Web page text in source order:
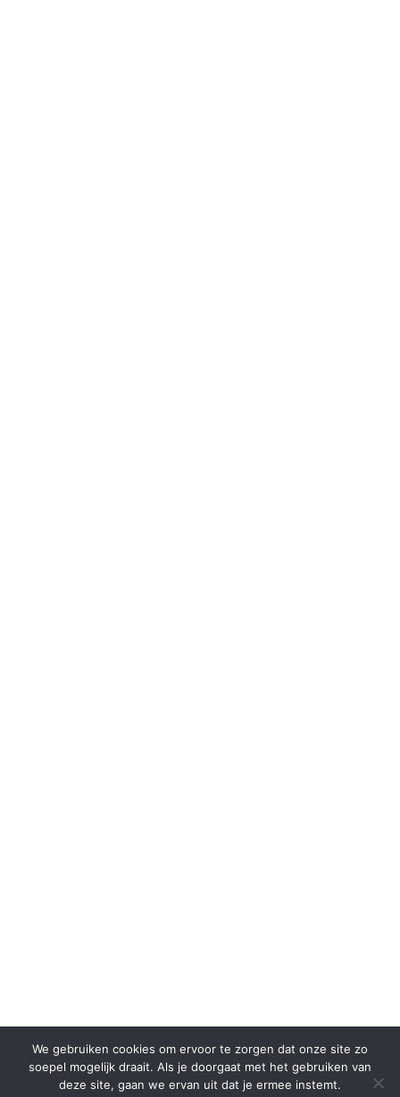
We gebruiken cookies om ervoor te zorgen dat onze site zo
soepel mogelijk draait. Als je doorgaat met het gebruiken van
deze site, gaan we ervan uit dat je ermee instemt.